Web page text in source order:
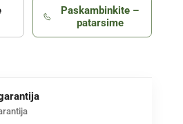
Paskambinkite –
patarsime